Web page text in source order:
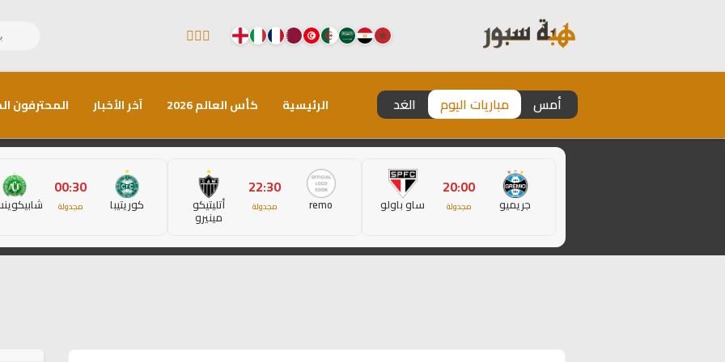
أمس مباريات اليوم الغد الرئيسية كأس العالم 2026 آخر الأخبار المحترفون
جريميو
20:00
مجدولة ساو باولو remo
22:30
مجدولة أتليتيكو
مينيرو
كوريتيبا
00:30
مجدولة